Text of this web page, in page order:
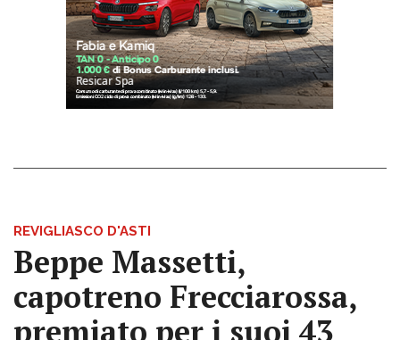
REVIGLIASCO D'ASTI
Beppe Massetti,
capotreno Frecciarossa,
premiato per i suoi 43